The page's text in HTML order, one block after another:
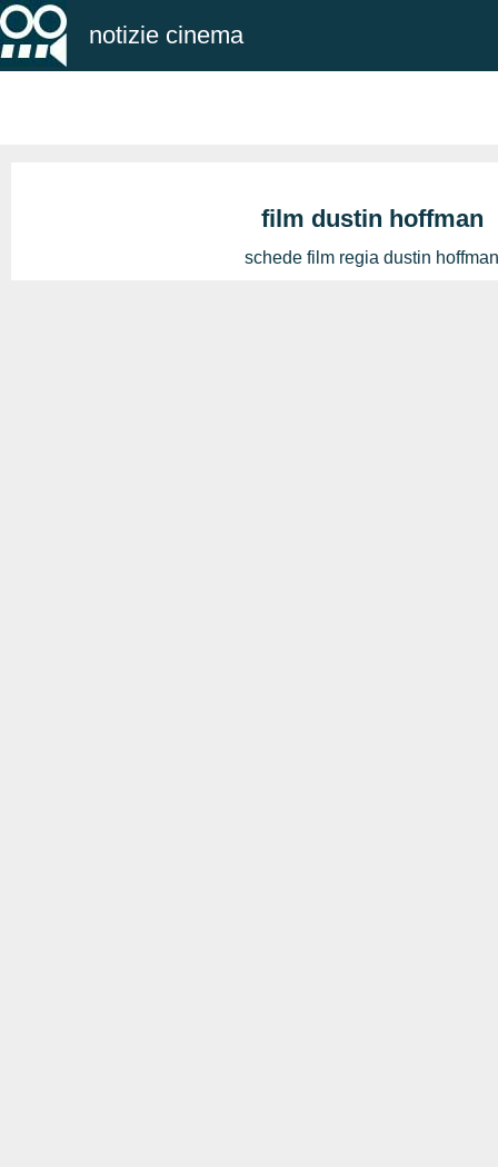
notizie cinema
film dustin hoffman
schede film regia dustin